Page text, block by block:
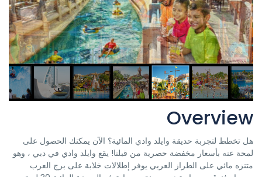
Overview
هل تخطط لتجربة حديقة وايلد وادي المائية؟ الآن يمكنك الحصول على
لمحة عنه بأسعار مخفضة حصرية من قبلنا! يقع وايلد وادي في دبي ، وهو
متنزه مائي على الطراز العربي يوفر إطلالات خلابة على برج العرب